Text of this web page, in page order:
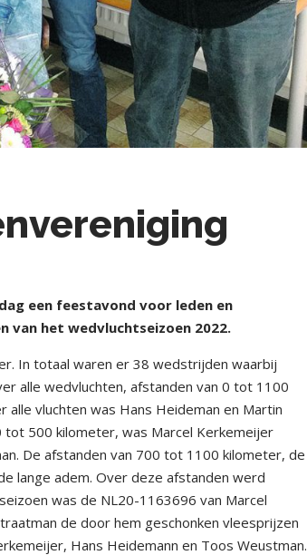
een feestavond voor leden en
van het wedvluchtseizoen 2022.
In totaal waren er 38 wedstrijden waarbij
alle wedvluchten, afstanden van 0 tot 1100
vluchten was Hans Heideman en Martin
tot 500 kilometer, was Marcel Kerkemeijer
De afstanden van 700 tot 1100 kilometer, de
lange adem. Over deze afstanden werd
was de NL20-1163696 van Marcel
de door hem geschonken vleesprijzen
Hans Heidemann en Toos Weustman.